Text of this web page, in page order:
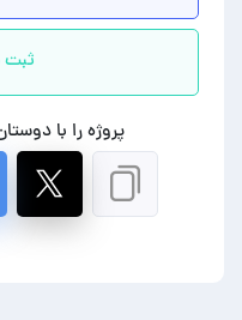
ثبت
پروژه را با